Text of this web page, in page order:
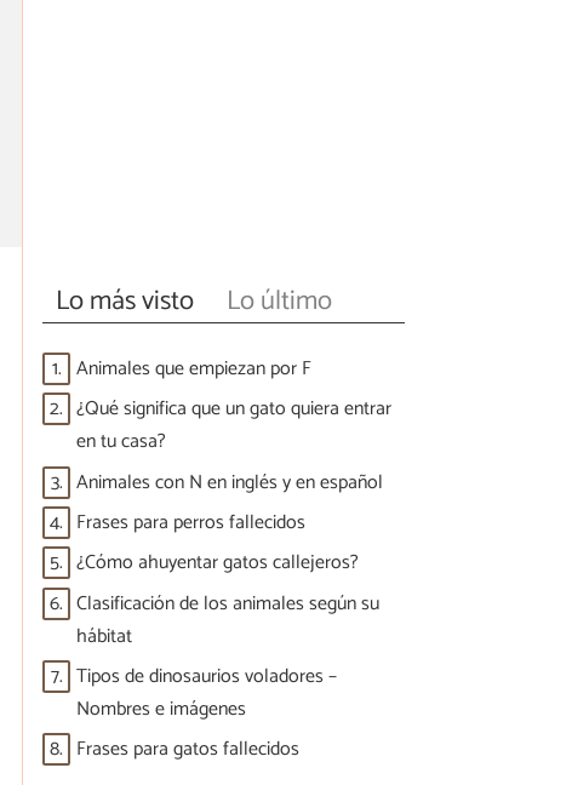
Lo más visto Lo último
1. Animales que empiezan por F
2. ¿Qué significa que un gato quiera entrar
en tu casa?
3. Animales con N en inglés y en español
4. Frases para perros fallecidos
5. ¿Cómo ahuyentar gatos callejeros?
6. Clasificación de los animales según su
hábitat
7. Tipos de dinosaurios voladores –
Nombres e imágenes
8. Frases para gatos fallecidos